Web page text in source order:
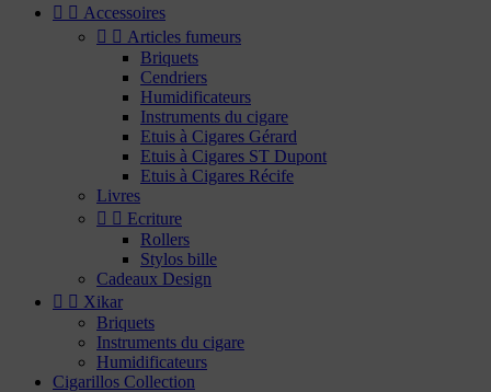
  Accessoires
  Articles fumeurs
Briquets
Cendriers
Humidificateurs
Instruments du cigare
Etuis à Cigares Gérard
Etuis à Cigares ST Dupont
Etuis à Cigares Récife
Livres
  Ecriture
Rollers
Stylos bille
Cadeaux Design
  Xikar
Briquets
Instruments du cigare
Humidificateurs
Cigarillos Collection